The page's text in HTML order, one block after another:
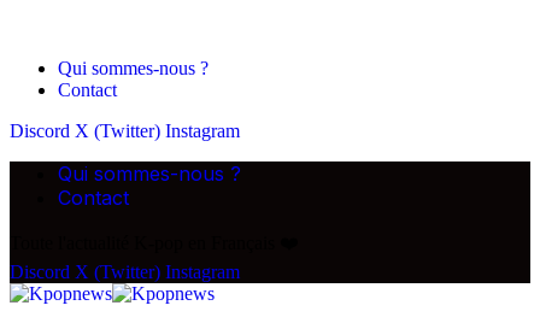
Qui sommes-nous ?
Contact
Discord X (Twitter) Instagram
Qui sommes-nous ?
Contact
Discord X (Twitter) Instagram